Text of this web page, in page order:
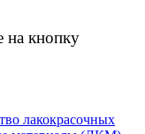
на кнопку